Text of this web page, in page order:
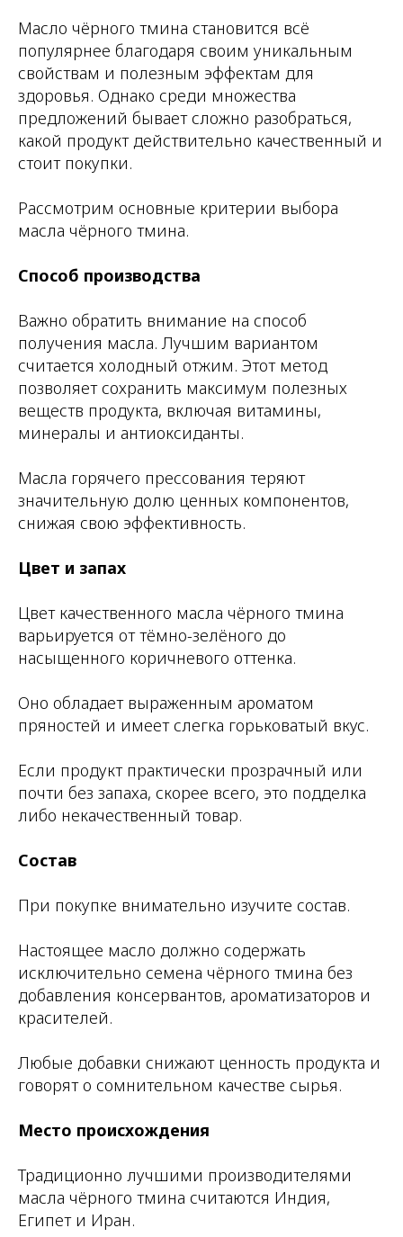
Масло чёрного тмина становится всё
популярнее благодаря своим уникальным
свойствам и полезным эффектам для
здоровья. Однако среди множества
предложений бывает сложно разобраться,
какой продукт действительно качественный и
стоит покупки.
Рассмотрим основные критерии выбора
масла чёрного тмина.
Способ производства
Важно обратить внимание на способ
получения масла. Лучшим вариантом
считается холодный отжим. Этот метод
позволяет сохранить максимум полезных
веществ продукта, включая витамины,
минералы и антиоксиданты.
Масла горячего прессования теряют
значительную долю ценных компонентов,
снижая свою эффективность.
Цвет и запах
Цвет качественного масла чёрного тмина
варьируется от тёмно-зелёного до
насыщенного коричневого оттенка.
Оно обладает выраженным ароматом
пряностей и имеет слегка горьковатый вкус.
Если продукт практически прозрачный или
почти без запаха, скорее всего, это подделка
либо некачественный товар.
Состав
При покупке внимательно изучите состав.
Настоящее масло должно содержать
исключительно семена чёрного тмина без
добавления консервантов, ароматизаторов и
красителей.
Любые добавки снижают ценность продукта и
говорят о сомнительном качестве сырья.
Место происхождения
Традиционно лучшими производителями
масла чёрного тмина считаются Индия,
Египет и Иран.